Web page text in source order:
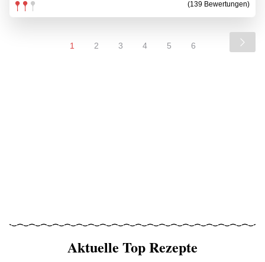
(139 Bewertungen)
1 2 3 4 5 6
Aktuelle Top Rezepte